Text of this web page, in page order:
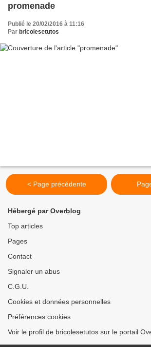
promenade
Publié le 20/02/2016 à 11:16
Par bricolesetutos
< Page précédente
Hébergé par Overblog
Top articles
Pages
Contact
Signaler un abus
C.G.U.
Cookies et données personnelles
Préférences cookies
Voir le profil de bricolesetutos sur le portail